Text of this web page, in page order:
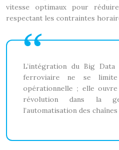
vitesse optimaux pour
respectant les contraintes
L’intégration du Big
ferroviaire ne se
opérationnelle ; elle
révolution dans la
l’automatisation des